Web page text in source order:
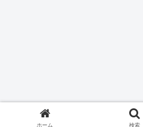
ホーム 検索